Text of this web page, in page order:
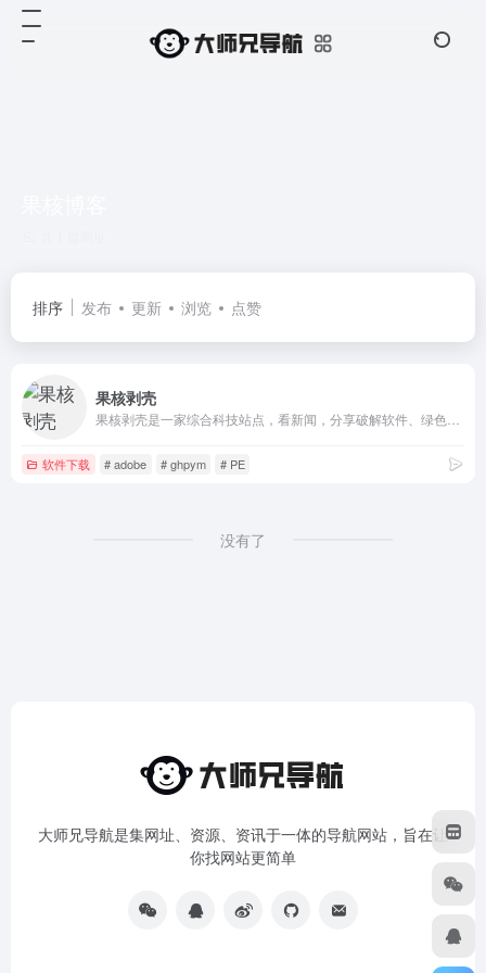
排序 发布 更新 浏览 点赞
果核剥壳
软件下载 # adobe # ghpym # PE
没有了
大师兄导航是集网址、资源、资讯于一体的导航网站，旨在让
你找网站更简单